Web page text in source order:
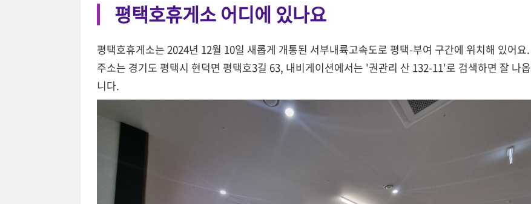
평택호휴게소 어디에 있나요
평택호휴게소는 2024년 12월 10일 새롭게 개통된 서부내륙고속도로 평택-부여 구간에 위치해 있어요.
주소는 경기도 평택시 현덕면 평택호3길 63, 내비게이션에서는 '권관리 산 132-11'로 검색하면 잘 나옵
니다.